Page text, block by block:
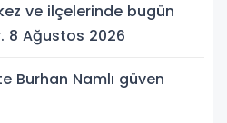
ve ilçelerinde bugün
8 Ağustos 2026
Burhan Namlı güven